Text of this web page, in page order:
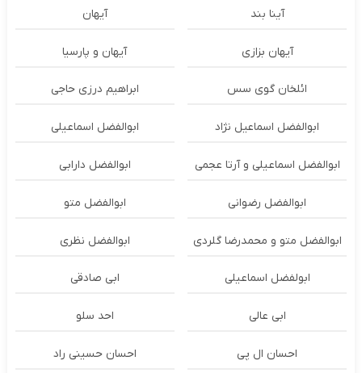
آینا بند آیهان
آیهان بزازی آیهان و پارسیا
ائلخان گوی سس ابراهیم درزی حاجی
ابوالفضل اسماعیل نژاد ابوالفضل اسماعیلی
ابوالفضل اسماعیلی و آرتا عجمی ابوالفضل دارابی
ابوالفضل رضوانی ابوالفضل متو
ابوالفضل متو و محمدرضا گلردی ابوالفضل نظری
ابولفضل اسماعیلی ابی صادقی
ابی عالی احد سلو
احسان ال پی احسان حسینی راد